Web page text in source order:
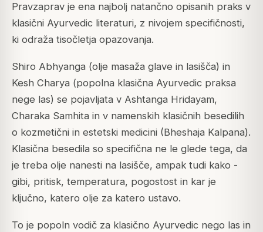
Pravzaprav je ena najbolj natančno opisanih praks v
klasični Ayurvedic literaturi, z nivojem specifičnosti,
ki odraža tisočletja opazovanja.
Shiro Abhyanga (olje masaža glave in lasišča) in
Kesh Charya (popolna klasična Ayurvedic praksa
nege las) se pojavljata v Ashtanga Hridayam,
Charaka Samhita in v namenskih klasičnih besedilih
o kozmetični in estetski medicini (Bheshaja Kalpana).
Klasična besedila so specifična ne le glede tega, da
je treba olje nanesti na lasišče, ampak tudi kako -
gibi, pritisk, temperatura, pogostost in kar je
ključno, katero olje za katero ustavo.
To je popoln vodič za klasično Ayurvedic nego las in